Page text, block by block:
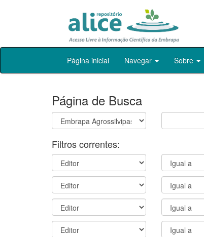
Skip
Página inicial Navegar Sobre
Página de Busca
Filtros correntes: